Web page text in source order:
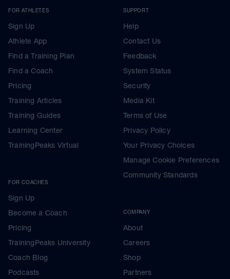
FOR ATHLETES
Sign Up
Athlete App
Find a Training Plan
Find a Coach
Pricing
Training Articles
Training Guides
Learning Center
TrainingPeaks Virtual
FOR COACHES
Sign Up
Become a Coach
Pricing
TrainingPeaks University
Coach Blog
Podcasts
SUPPORT
Help
Contact Us
Feedback
System Status
Security
Media Kit
Terms of Use
Privacy Policy
Your Privacy Choices
Manage Cookie Preferences
Community Standards
COMPANY
About
Careers
Shop
Partners